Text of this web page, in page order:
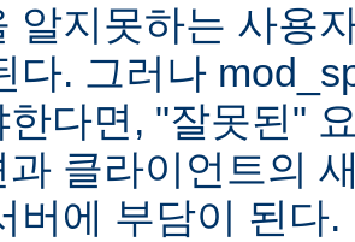
알지못하는 사용
다. 그러나
한다면, "잘못된"
과 클라이언트의
버에 부담이 된다.